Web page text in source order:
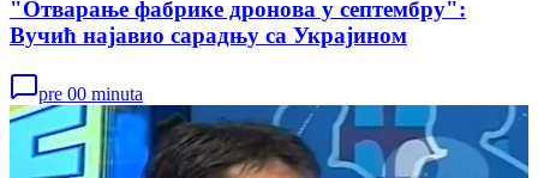
"Отварање фабрике дронова у септембру":
Вучић најавио сарадњу са Украјином
pre 00 minuta